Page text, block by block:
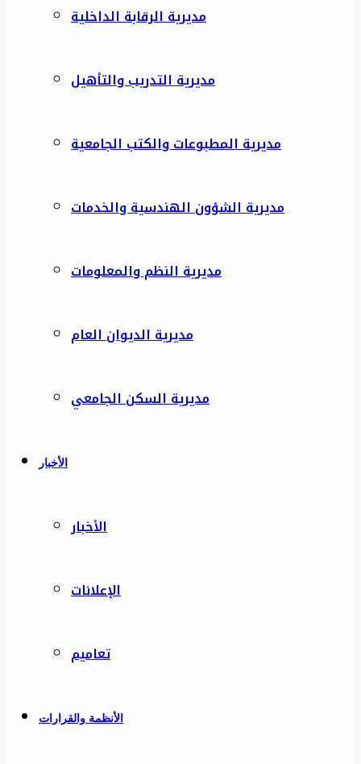
مديرية الرقابة الداخلية
مديرية التدريب والتأهيل
مديرية المطبوعات والكتب الجامعية
مديرية الشؤون الهندسية والخدمات
مديرية النظم والمعلومات
مديرية الديوان العام
مديرية السكن الجامعي
الأخبار
الأخبار
الإعلانات
تعاميم
الأنظمة والقرارات